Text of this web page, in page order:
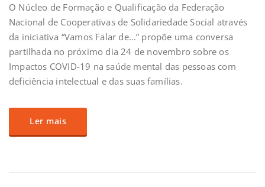
O Núcleo de Formação e Qualificação da Federação
Nacional de Cooperativas de Solidariedade Social através
da iniciativa “Vamos Falar de…” propõe uma conversa
partilhada no próximo dia 24 de novembro sobre os
Impactos COVID-19 na saúde mental das pessoas com
deficiência intelectual e das suas famílias.
Ler mais